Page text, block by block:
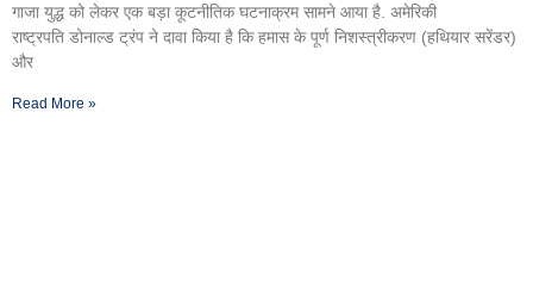
गाजा युद्ध को लेकर एक बड़ा कूटनीतिक घटनाक्रम सामने आया है. अमेरिकी
राष्ट्रपति डोनाल्ड ट्रंप ने दावा किया है कि हमास के पूर्ण निशस्त्रीकरण (हथियार सरेंडर)
और
Read More »